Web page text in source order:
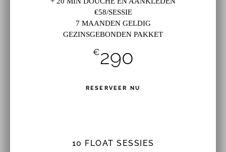
€58/SESSIE
7 MAANDEN GELDIG
GEZINSGEBONDEN PAKKET
€290
RESERVEER NU
10 FLOAT SESSIES